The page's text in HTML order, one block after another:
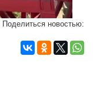
Поделиться новостью: